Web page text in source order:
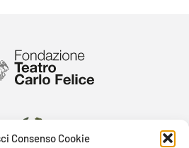
Consenso Cookie